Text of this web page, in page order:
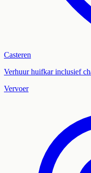
Casteren
Verhuur huifkar inclusief
Vervoer